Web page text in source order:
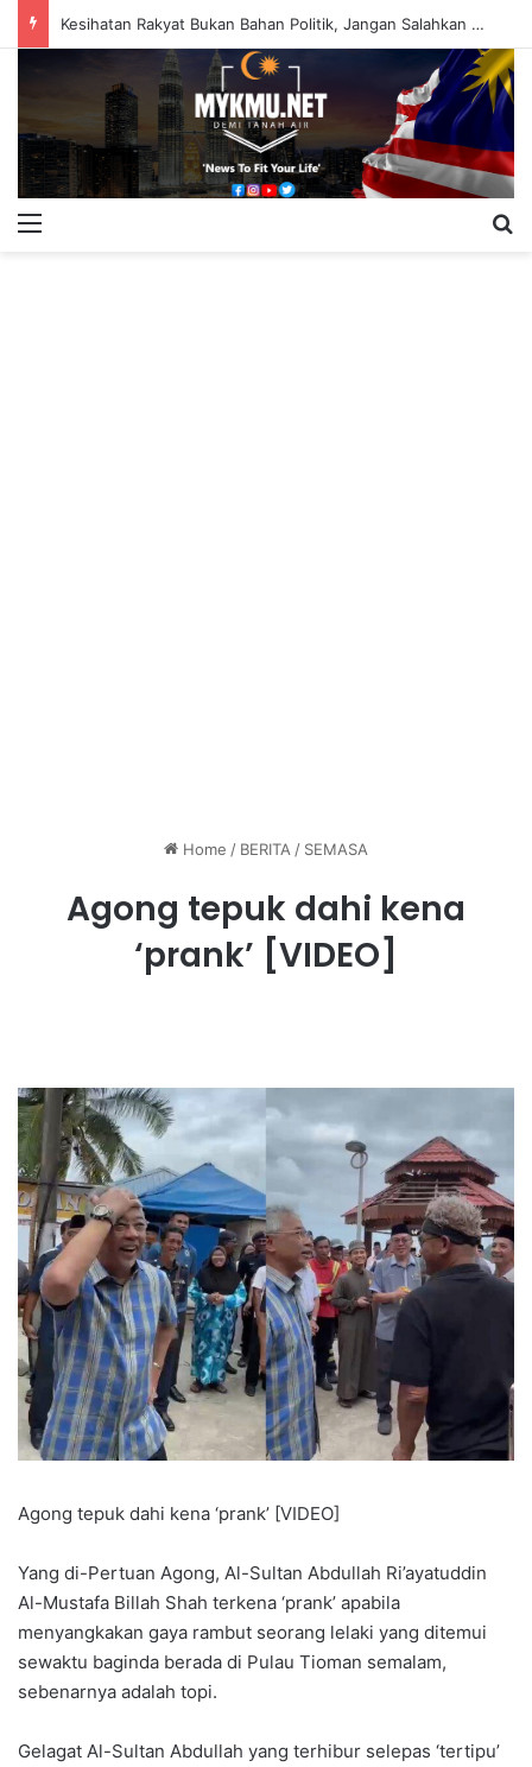
Kesihatan Rakyat Bukan Bahan Politik, Jangan Salahkan Onn Hafiz – Haslinda Salleh
Home / BERITA / SEMASA
Agong tepuk dahi kena
‘prank’ [VIDEO]
Agong tepuk dahi kena ‘prank’ [VIDEO]
Yang di-Pertuan Agong, Al-Sultan Abdullah Ri’ayatuddin
Al-Mustafa Billah Shah terkena ‘prank’ apabila
menyangkakan gaya rambut seorang lelaki yang ditemui
sewaktu baginda berada di Pulau Tioman semalam,
sebenarnya adalah topi.
Gelagat Al-Sultan Abdullah yang terhibur selepas ‘tertipu’